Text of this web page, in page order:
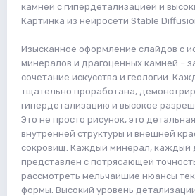
камней с гипердетализацией и
Картинка из нейросети Stable
Изысканное оформление слайдов с
минералов и драгоценных камней –
сочетание искусства и геологии.
тщательно проработана,
гипердетализацию и высокое
Это не просто рисунок, это
внутренней структуры и внешней
сокровищ. Каждый минерал, каждый
представлен с потрясающей
рассмотреть мельчайшие нюансы
формы. Высокий уровень